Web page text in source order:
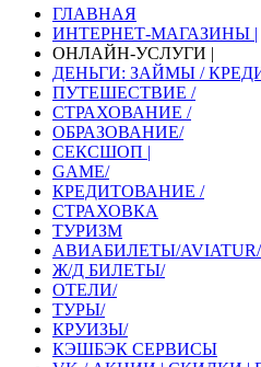
ГЛАВНАЯ
ИНТЕРНЕТ-МАГАЗИНЫ |
ОНЛАЙН-УСЛУГИ |
ДЕНЬГИ: ЗАЙМЫ /
ПУТЕШЕСТВИЕ /
СТРАХОВАНИЕ /
ОБРАЗОВАНИЕ/
СЕКСШОП |
GAME/
КРЕДИТОВАНИЕ /
СТРАХОВКА
ТУРИЗМ
АВИАБИЛЕТЫ/AVIATUR/
Ж/Д БИЛЕТЫ/
ОТЕЛИ/
ТУРЫ/
КРУИЗЫ/
КЭШБЭК СЕРВИСЫ